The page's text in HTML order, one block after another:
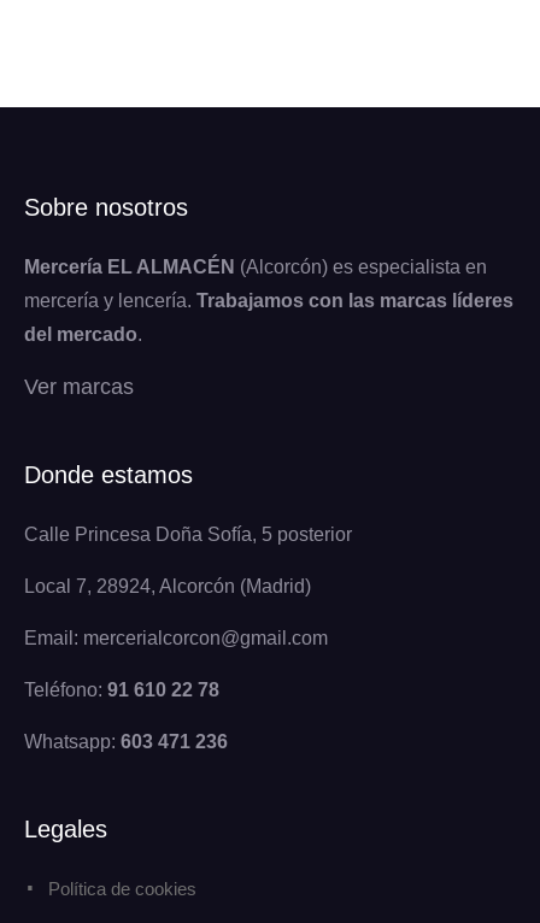
Sobre nosotros
Mercería EL ALMACÉN (Alcorcón) es especialista en
mercería y lencería. Trabajamos con las marcas líderes
del mercado.
Ver marcas
Donde estamos
Calle Princesa Doña Sofía, 5 posterior
Local 7, 28924, Alcorcón (Madrid)
Email: mercerialcorcon@gmail.com
Teléfono: 91 610 22 78
Whatsapp: 603 471 236
Legales
Política de cookies